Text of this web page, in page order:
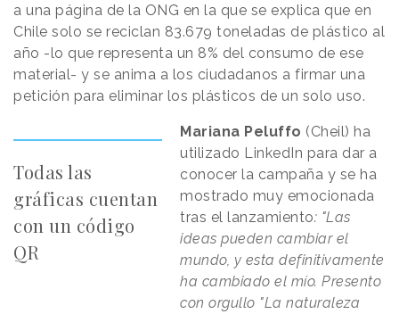
a una página de la ONG en la que se explica que en
Chile solo se reciclan 83.679 toneladas de plástico al
año -lo que representa un 8% del consumo de ese
material- y se anima a los ciudadanos a firmar una
petición para eliminar los plásticos de un solo uso.
Todas las
gráficas cuentan
con un código
QR
Mariana Peluffo (Cheil) ha
utilizado LinkedIn para dar a
conocer la campaña y se ha
mostrado muy emocionada
tras el lanzamiento: "Las
ideas pueden cambiar el
mundo, y esta definitivamente
ha cambiado el mío. Presento
con orgullo "La naturaleza